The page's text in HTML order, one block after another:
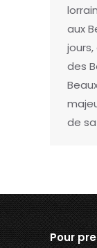
aux
jours,
des
de
Pour